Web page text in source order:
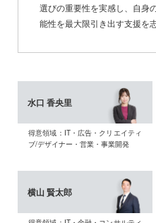
選びの重要性を実感し、自身
能性を最大限引き出す支援を
水口 香央里
得意領域：IT・広告・クリエイティ
ブ/デザイナー・営業・事業開発
横山 賢太郎